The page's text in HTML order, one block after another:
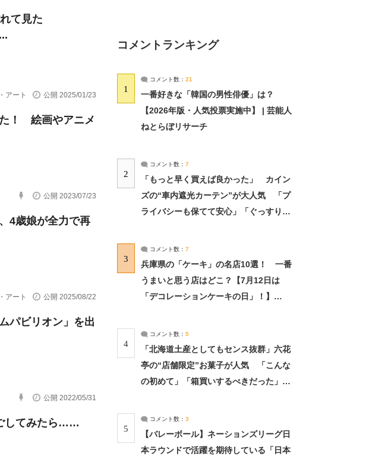
て見た
アート 公開 2025/01/23
！ 絵画やアニメ
公開 2023/07/23
4歳娘が全力で再
アート 公開 2025/08/22
パビリオン」を出
公開 2022/05/31
してみたら……
コメントランキング
1
コメント数： 21
一番好きな「韓国の男性俳優」は？
【2026年版・人気投票実施中】 | 芸能人
ねとらぼリサーチ
2
コメント数： 7
「もっと早く買えば良かった」 カイン
ズの“車内遮光カーテン”が大人気 「プ
ライバシーも保てて安心」「ぐっすり眠
3
コメント数： 7
兵庫県の「ケーキ」の名店10選！ 一番
うまいと思う店はどこ？【7月12日は
「デコレーションケーキの日」！】
4
コメント数： 5
「北海道土産としてもセンス抜群」六花
亭の“店舗限定”お菓子が人気 「こんな
の初めて」「箱買いするべきだった」
5
コメント数： 3
【バレーボール】ネーションズリーグ日
本ラウンドで活躍を期待している「日本